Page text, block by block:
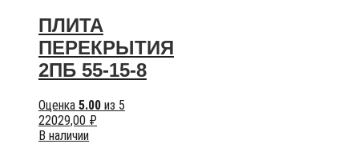
ПЛИТА
ПЕРЕКРЫТИЯ
2ПБ 55-15-8
Оценка 5.00 из 5
22029,00 ₽
В наличии